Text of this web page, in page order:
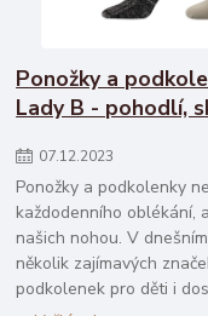
Ponožky a
Lady B - pohodlí,
07.12.2023
Ponožky a podkolenky
každodenního oblékání,
našich nohou. V
několik zajímavých
podkolenek pro děti i